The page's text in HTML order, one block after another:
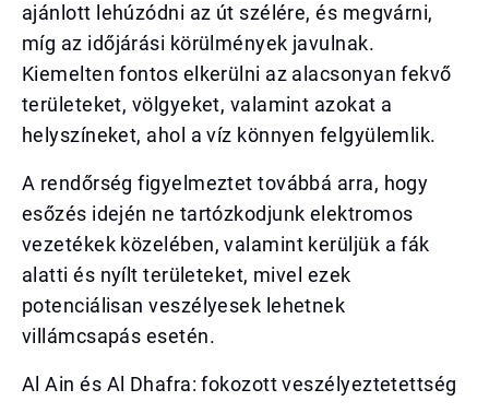
ajánlott lehúzódni az út szélére, és megvárni,
míg az időjárási körülmények javulnak.
Kiemelten fontos elkerülni az alacsonyan fekvő
területeket, völgyeket, valamint azokat a
helyszíneket, ahol a víz könnyen felgyülemlik.
A rendőrség figyelmeztet továbbá arra, hogy
esőzés idején ne tartózkodjunk elektromos
vezetékek közelében, valamint kerüljük a fák
alatti és nyílt területeket, mivel ezek
potenciálisan veszélyesek lehetnek
villámcsapás esetén.
Al Ain és Al Dhafra: fokozott veszélyeztetettség